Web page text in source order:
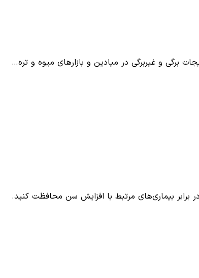
برگی و غیربرگی در میادین و بازار‌های میوه و تره…
بیماری‌های مرتبط با افزایش سن محافظت کنید.